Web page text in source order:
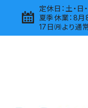
定休日：土・日
夏季休業：8
17日㈪より通